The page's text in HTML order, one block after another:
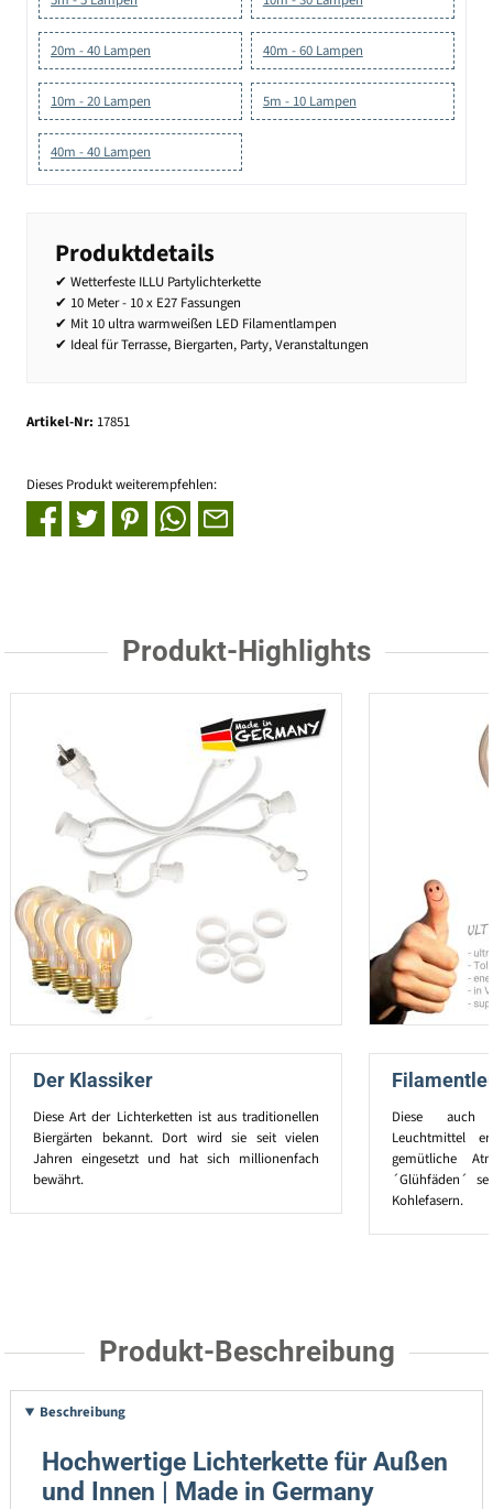
20m - 40 Lampen 40m - 60 Lampen
10m - 20 Lampen 5m - 10 Lampen
40m - 40 Lampen
Produktdetails
✔ Wetterfeste ILLU Partylichterkette
✔ 10 Meter - 10 x E27 Fassungen
✔ Mit 10 ultra warmweißen LED Filamentlampen
✔ Ideal für Terrasse, Biergarten, Party, Veranstaltungen
Artikel-Nr: 17851
Dieses Produkt weiterempfehlen:
Produkt-Highlights
Der Klassiker
Diese Art der Lichterketten ist aus traditionellen
Biergärten bekannt. Dort wird sie seit vielen
Jahren eingesetzt und hat sich millionenfach
bewährt.
Diese auch
Leuchtmittel
gemütliche
´Glühfäden´
Kohlefasern.
Produkt-Beschreibung
Beschreibung
Hochwertige Lichterkette für Außen
und Innen | Made in Germany